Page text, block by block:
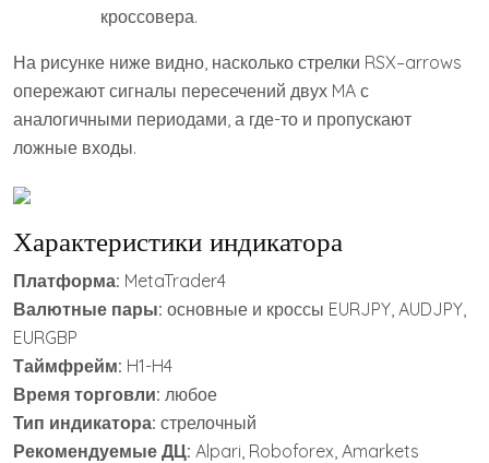
кроссовера.
На рисунке ниже видно, насколько стрелки RSX–arrows
опережают сигналы пересечений двух MA с
аналогичными периодами, а где-то и пропускают
ложные входы.
Характеристики индикатора
Платформа: MetaTrader4
Валютные пары: основные и кроссы EURJPY, AUDJPY,
EURGBP
Таймфрейм: H1-H4
Время торговли: любое
Тип индикатора: стрелочный
Рекомендуемые ДЦ: Alpari, Roboforex, Amarkets